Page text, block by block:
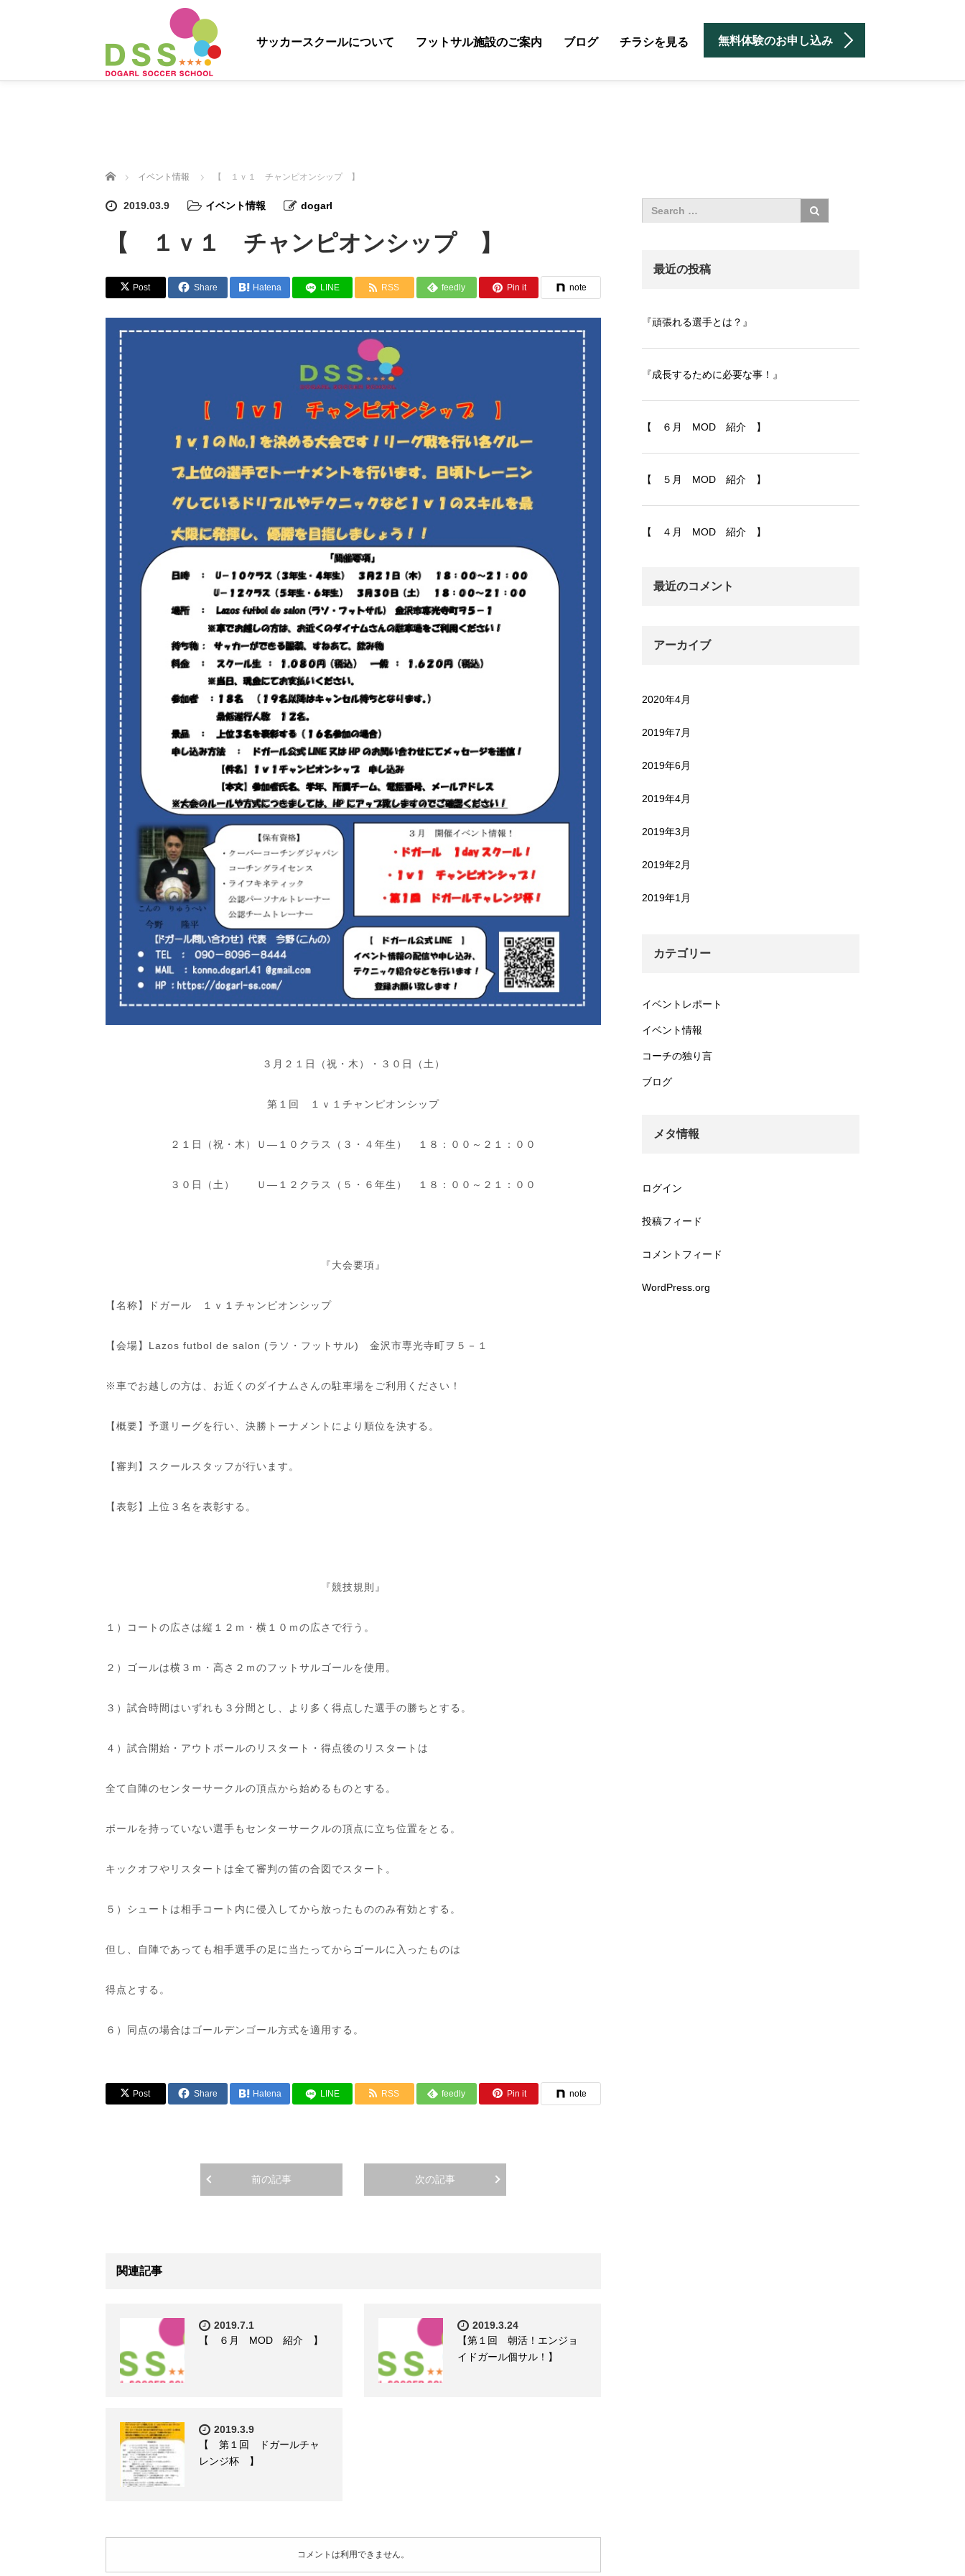
サッカースクールについて フットサル施設のご案内 ブログ チラシを見る 無料体験のお申し込み
ホーム イベント情報 【 １ｖ１ チャンピオンシップ 】
2019.03.9 イベント情報 dogarl
【 １ｖ１ チャンピオンシップ 】
Post Share Hatena LINE RSS feedly Pin it note
３月２１日（祝・木）・３０日（土）
第１回 １ｖ１チャンピオンシップ
２１日（祝・木）Ｕ―１０クラス（３・４年生） １８：００～２１：００
３０日（土） Ｕ―１２クラス（５・６年生） １８：００～２１：００
『大会要項』
【名称】ドガール １ｖ１チャンピオンシップ
【会場】Lazos futbol de salon (ラソ・フットサル) 金沢市専光寺町ヲ５－１
※車でお越しの方は、お近くのダイナムさんの駐車場をご利用ください！
【概要】予選リーグを行い、決勝トーナメントにより順位を決する。
【審判】スクールスタッフが行います。
【表彰】上位３名を表彰する。
『競技規則』
１）コートの広さは縦１２ｍ・横１０ｍの広さで行う。
２）ゴールは横３ｍ・高さ２ｍのフットサルゴールを使用。
３）試合時間はいずれも３分間とし、より多く得点した選手の勝ちとする。
４）試合開始・アウトボールのリスタート・得点後のリスタートは
全て自陣のセンターサークルの頂点から始めるものとする。
ボールを持っていない選手もセンターサークルの頂点に立ち位置をとる。
キックオフやリスタートは全て審判の笛の合図でスタート。
５）シュートは相手コート内に侵入してから放ったもののみ有効とする。
但し、自陣であっても相手選手の足に当たってからゴールに入ったものは
得点とする。
６）同点の場合はゴールデンゴール方式を適用する。
Post Share Hatena LINE RSS feedly Pin it note
前の記事 次の記事
関連記事
2019.7.1
【 ６月 MOD 紹介 】
2019.3.24
【第１回 朝活！エンジョ
イドガール個サル！】
2019.3.9
【 第１回 ドガールチャ
レンジ杯 】
コメントは利用できません。
最近の投稿
『頑張れる選手とは？』
『成長するために必要な事！』
【 ６月 MOD 紹介 】
【 ５月 MOD 紹介 】
【 ４月 MOD 紹介 】
最近のコメント
アーカイブ
2020年4月
2019年7月
2019年6月
2019年4月
2019年3月
2019年2月
2019年1月
カテゴリー
イベントレポート
イベント情報
コーチの独り言
ブログ
メタ情報
ログイン
投稿フィード
コメントフィード
WordPress.org